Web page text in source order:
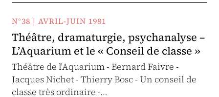
N°38 | AVRIL-JUIN 1981
Théâtre, dramaturgie, psychanalyse –
L’Aquarium et le « Conseil de classe »
Théâtre de l'Aquarium - Bernard Faivre -
Jacques Nichet - Thierry Bosc - Un conseil de
classe très ordinaire -…